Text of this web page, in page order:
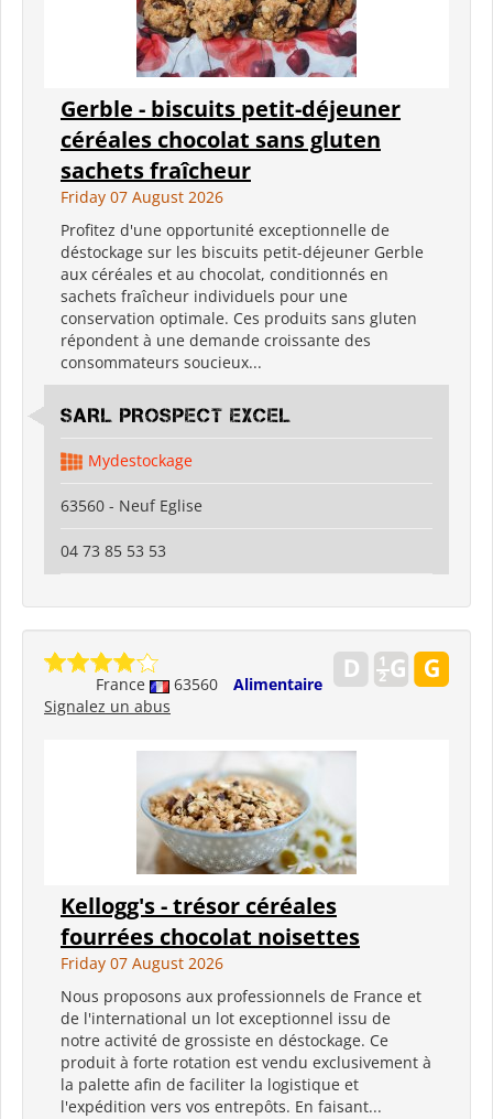
Gerble - biscuits petit-déjeuner
céréales chocolat sans gluten
sachets fraîcheur
Friday 07 August 2026
Profitez d'une opportunité exceptionnelle de
déstockage sur les biscuits petit-déjeuner Gerble
aux céréales et au chocolat, conditionnés en
sachets fraîcheur individuels pour une
conservation optimale. Ces produits sans gluten
répondent à une demande croissante des
consommateurs soucieux...
SARL PROSPECT EXCEL
Mydestockage
63560 - Neuf Eglise
04 73 85 53 53
France 63560
Alimentaire
Signalez un abus
Kellogg's - trésor céréales
fourrées chocolat noisettes
Friday 07 August 2026
Nous proposons aux professionnels de France et
de l'international un lot exceptionnel issu de
notre activité de grossiste en déstockage. Ce
produit à forte rotation est vendu exclusivement à
la palette afin de faciliter la logistique et
l'expédition vers vos entrepôts. En faisant...